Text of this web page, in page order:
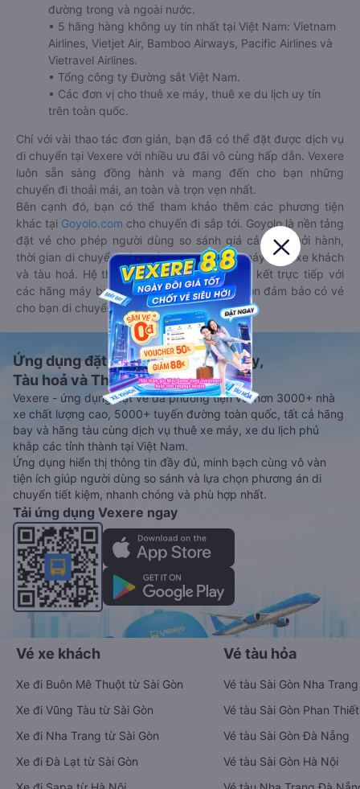
đường trong và ngoài nước.
• 5 hãng hàng không uy tín nhất tại Việt Nam: Vietnam
Airlines, Vietjet Air, Bamboo Airways, Pacific Airlines và
Vietravel Airlines.
• Tổng công ty Đường sắt Việt Nam.
• Các đơn vị cho thuê xe máy, thuê xe du lịch uy tín
trên toàn quốc.
Chỉ với vài thao tác đơn giản, bạn đã có thể đặt được dịch vụ
di chuyển tại Vexere với nhiều ưu đãi vô cùng hấp dẫn. Vexere
luôn sẵn sàng đồng hành và mang đến cho bạn những
chuyến đi thoải mái, an toàn và trọn vẹn nhất.
Bên cạnh đó, bạn có thể tham khảo thêm các phương tiện
khác tại Goyolo.com cho chuyến đi sắp tới. Goyolo là nền tảng
đặt vé cho phép người dùng so sánh giá cả, giờ khởi hành,
thời gian di chuyển của nhiều phương tiện máy bay, xe khách
và tàu hoả. Hệ thống của Goyolo được liên kết trực tiếp với
các hãng máy bay, xe khách và tàu hoả, luôn đảm bảo có vé
cho bạn di chuyển.
Ứng dụng đặt vé Xe khách, Máy bay,
Tàu hoả và Thuê xe
Vexere - ứng dụng đặt vé đa phương tiện với hơn 3000+ nhà
xe chất lượng cao, 5000+ tuyến đường toàn quốc, tất cả hãng
bay và hãng tàu cùng dịch vụ thuê xe máy, xe du lịch phủ
khắp các tỉnh thành tại Việt Nam.
Ứng dụng hiển thị thông tin đầy đủ, minh bạch cùng vô vàn
tiện ích giúp người dùng so sánh và lựa chọn phương án di
chuyển tiết kiệm, nhanh chóng và phù hợp nhất.
Tải ứng dụng Vexere ngay
Vé xe khách
Xe đi Buôn Mê Thuột từ Sài Gòn
Xe đi Vũng Tàu từ Sài Gòn
Xe đi Nha Trang từ Sài Gòn
Xe đi Đà Lạt từ Sài Gòn
Vé tàu hỏa
Vé tàu Sài Gòn Nha Trang
Vé tàu Sài Gòn Phan Thiết
Vé tàu Sài Gòn Đà Nẵng
Vé tàu Sài Gòn Hà Nội